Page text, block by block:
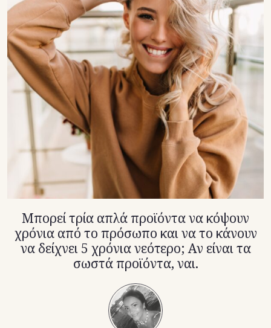
Youtube
TikTok
X(Twitter)
Μπορεί τρία απλά προϊόντα να κόψουν
χρόνια από το πρόσωπο και να το κάνουν
να δείχνει 5 χρόνια νεότερο; Αν είναι τα
σωστά προϊόντα, ναι.